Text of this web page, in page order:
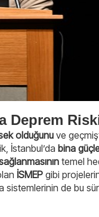
Deprem
olduğunuve
İstanbul’da bina
temel
İSMEP gibi
de bu